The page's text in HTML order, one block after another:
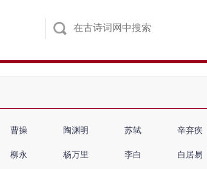
曹操 陶渊明 苏轼 辛弃疾
柳永 杨万里 李白 白居易